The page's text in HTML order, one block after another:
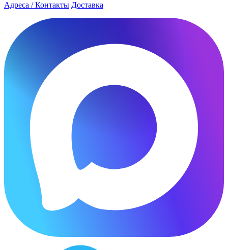
Адреса / Контакты Доставка